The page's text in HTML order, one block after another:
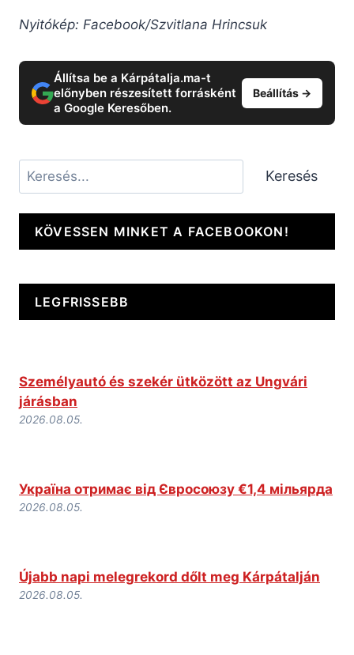
Nyitókép: Facebook/Szvitlana Hrincsuk
Állítsa be a Kárpátalja.ma-t
előnyben részesített forrásként
a Google Keresőben.
Beállítás →
Keresés Keresés
KÖVESSEN MINKET A FACEBOOKON!
LEGFRISSEBB
Személyautó és szekér ütközött az Ungvári
járásban
2026.08.05.
Україна отримає від Євросоюзу €1,4 мільярда
2026.08.05.
Újabb napi melegrekord dőlt meg Kárpátalján
2026.08.05.